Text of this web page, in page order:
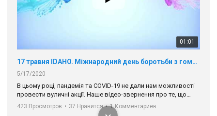
01:01
17 травня IDAHO. Міжнародний день боротьби з гомофобією трансфобією і біфобія.
5/17/2020
В цьому році, пандемія та COVІD-19 не дали нам можливості
провести вуличні акції. Наше відео-звернення про те, що
навіть коли ми у різних містах та не можемо зустрінеться, ми
разом. Ми закликаємо всіх хто поділяє цінності рівності та
423 Просмотров • 37 Нравится • 1 Комментариев